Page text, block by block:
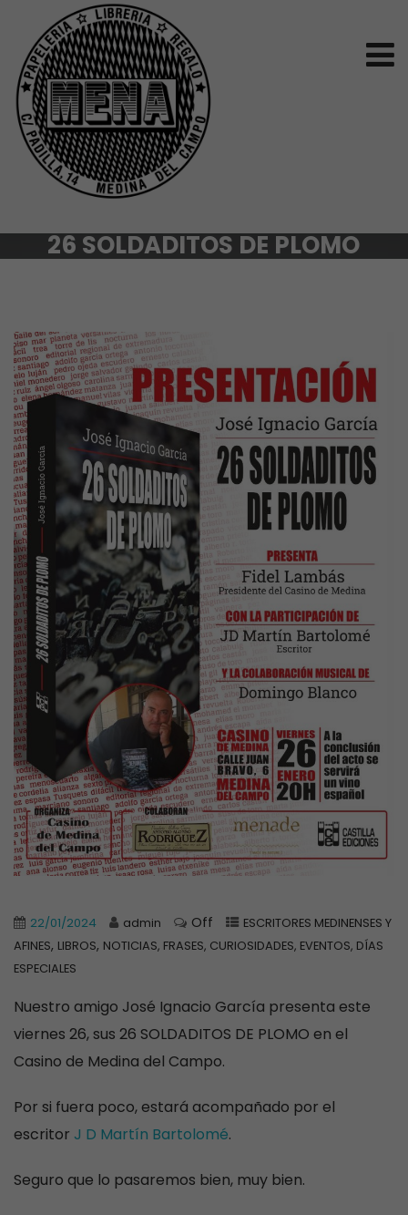
26 SOLDADITOS DE PLOMO
22/01/2024 admin Off
ESCRITORES MEDINENSES Y
AFINES, LIBROS, NOTICIAS, FRASES, CURIOSIDADES, EVENTOS, DÍAS
ESPECIALES
Nuestro amigo José Ignacio García presenta este
viernes 26, sus 26 SOLDADITOS DE PLOMO en el
Casino de Medina del Campo.
Por si fuera poco, estará acompañado por el
escritor J D Martín Bartolomé.
Seguro que lo pasaremos bien, muy bien.